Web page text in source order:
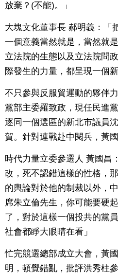
放棄？(不能)。」
大塊文化董事長 郝明義：「
一個意義當然就是，當然就
立法院的生態以及立法院問
際發生的力量，都呈現一個新
不只參與反服貿運動的夥伴
黨部主委羅致政，現任民進
逐同一個選區的新北市議員
賀。針對連戰赴中閱兵，黃
時代力量立委參選人 黃國昌
改，死不認錯這樣的性格，
的輿論對於他的制裁以外，
席朱立倫先生，你可能要硬
了，對於這樣一個投共的黨
社會都睜大眼睛在看」
忙完競選總部成立大會，黃
明，頓覺錯亂，批評洪秀柱